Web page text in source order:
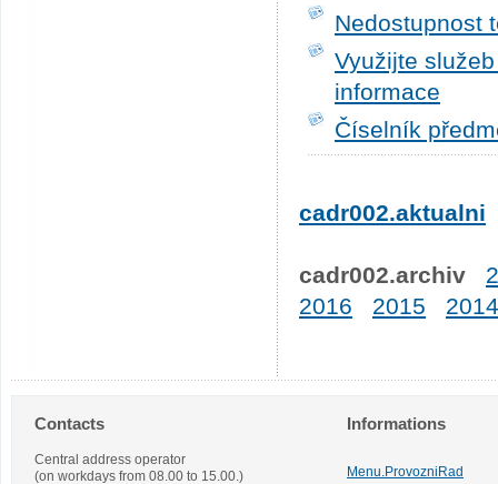
Nedostupnost
Využijte
informace
Číselník
cadr002.aktualni
cadr002.archiv
2016
2015 2014
Contacts
Central address operator
(on workdays from 08.00 to 15.00.)
Informations
Menu.ProvozniRad